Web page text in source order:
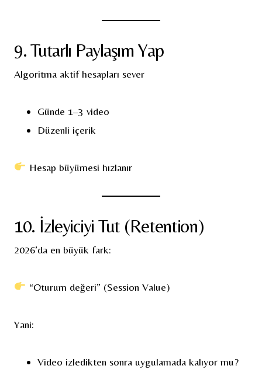
9. Tutarlı Paylaşım Yap
Algoritma aktif hesapları sever
Günde 1–3 video
Düzenli içerik
Hesap büyümesi hızlanır
10. İzleyiciyi Tut (Retention)
2026’da en büyük fark:
“Oturum değeri” (Session Value)
Yani:
Video izledikten sonra uygulamada kalıyor mu?